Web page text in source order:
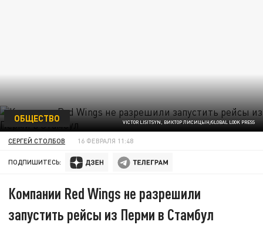
VICTOR LISITSYN, ВИКТОР ЛИСИЦЫН/GLOBAL LOOK PRESS
ОБЩЕСТВО
СЕРГЕЙ СТОЛБОВ 16 ФЕВРАЛЯ 11:48
ПОДПИШИТЕСЬ:
Компании Red Wings не разрешили
запустить рейсы из Перми в Стамбул